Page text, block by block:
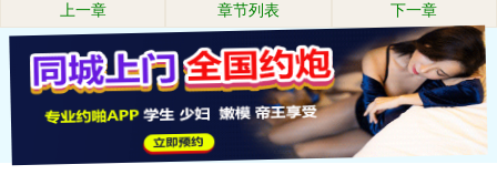
上一章 章节列表 下一章